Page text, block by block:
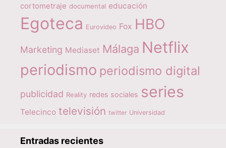
cortometraje documental educación
Egoteca Eurovideo Fox HBO
Marketing Mediaset Málaga Netflix
periodismo periodismo digital
publicidad Reality redes sociales series
Telecinco televisión twitter Universidad
Entradas recientes